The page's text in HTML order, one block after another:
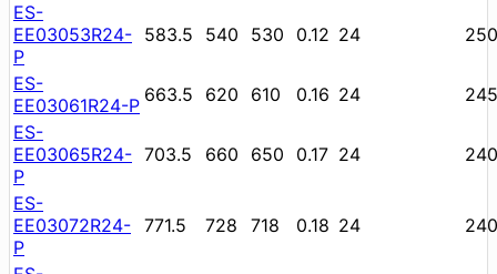
ES-
EE03053R24-
P
583.5 540 530 0.12 24
ES-
EE03061R24-P 663.5 620 610 0.16 24
ES-
EE03065R24-
P
703.5 660 650 0.17 24
ES-
EE03072R24-
P
771.5 728 718 0.18 24